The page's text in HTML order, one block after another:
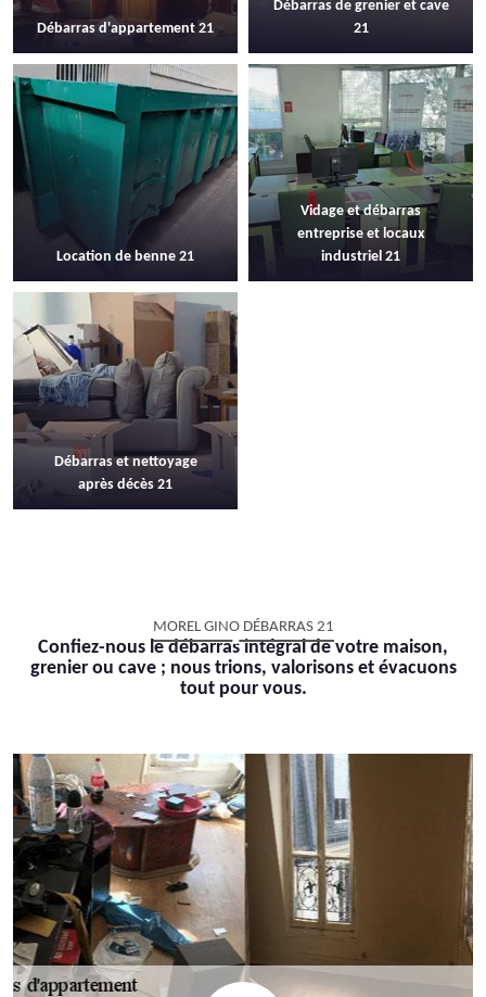
Débarras d'appartement 21
Débarras de grenier et cave
21
Location de benne 21
Vidage et débarras
entreprise et locaux
industriel 21
Débarras et nettoyage
après décès 21
MOREL GINO DÉBARRAS 21
Confiez-nous le débarras intégral de votre maison,
grenier ou cave ; nous trions, valorisons et évacuons
tout pour vous.